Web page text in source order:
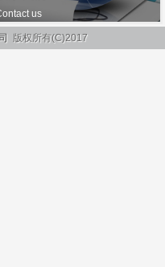
us
版权所有(C)2017